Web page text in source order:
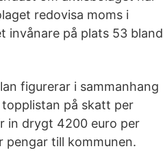
redovisa moms i
invånare på plats 53 bland
figurerar i sammanhang
på skatt per
in drygt 4200 euro per
pengar till kommunen.